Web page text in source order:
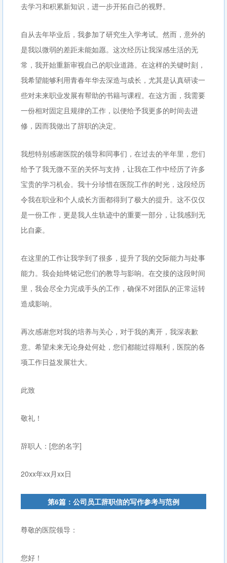
去学习和积累新知识，进一步开拓自己的视野。
自从去年毕业后，我参加了研究生入学考试。然而，意外的
是我以微弱的差距未能如愿。这次经历让我深感生活的无
常，我开始重新审视自己的职业道路。在这样的关键时刻，
我希望能够利用青春年华去深造与成长，尤其是认真研读一
些对未来职业发展有帮助的书籍与课程。在这方面，我需要
一份相对固定且规律的工作，以便给予我更多的时间去进
修，因而我做出了辞职的决定。
我想特别感谢医院的领导和同事们，在过去的半年里，您们
给予了我无微不至的关怀与支持，让我在工作中经历了许多
宝贵的学习机会。我十分珍惜在医院工作的时光，这段经历
令我在职业和个人成长方面都得到了极大的提升。这不仅仅
是一份工作，更是我人生轨迹中的重要一部分，让我感到无
比自豪。
在这里的工作让我学到了很多，提升了我的交际能力与处事
能力。我会始终铭记您们的教导与影响。在交接的这段时间
里，我会尽全力完成手头的工作，确保不对团队的正常运转
造成影响。
再次感谢您对我的培养与关心，对于我的离开，我深表歉
意。希望未来无论身处何处，您们都能过得顺利，医院的各
项工作日益发展壮大。
此致
敬礼！
辞职人：[您的名字]
20xx年xx月xx日
第6篇：公司员工辞职信的写作参考与范例
尊敬的医院领导：
您好！